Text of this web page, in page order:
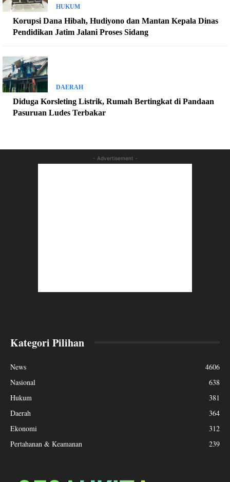
HUKUM
Korupsi Dana Hibah, Hudiyono dan Mantan Kepala Dinas
Pendidikan Jatim Jalani Proses Sidang
DAERAH
Diduga Korsleting Listrik, Rumah Bertingkat di Pandaan
Pasuruan Ludes Terbakar
- Advertisement -
Kategori Pilihan
News
4606
Nasional
638
Hukum
381
Daerah
364
Ekonomi
312
Pertahanan & Keamanan
239